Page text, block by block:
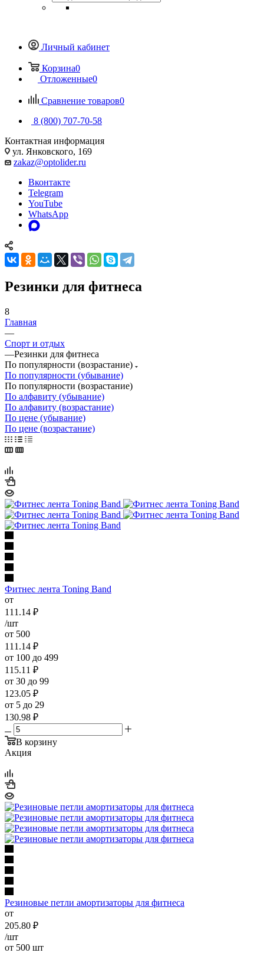
Личный кабинет
Корзина0
Отложенные0
Сравнение товаров0
8 (800) 707-70-58
Контактная информация
ул. Янковского, 169
zakaz@optolider.ru
Вконтакте
Telegram
YouTube
WhatsApp
Резинки для фитнеса
8
Главная
—
Спорт и отдых
—Резинки для фитнеса
По популярности (возрастание)
По популярности (убывание)
По популярности (возрастание)
По алфавиту (убывание)
По алфавиту (возрастание)
По цене (убывание)
По цене (возрастание)
Фитнес лента Toning Band
от
111.14 ₽
/шт
от 500
111.14 ₽
от 100 до 499
115.11 ₽
от 30 до 99
123.05 ₽
от 5 до 29
130.98 ₽
В корзину
Акция
Резиновые петли амортизаторы для фитнеса
от
205.80 ₽
/шт
от 500 шт